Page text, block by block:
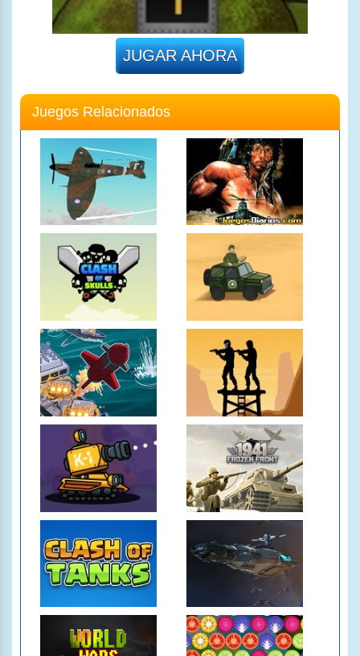
JUGAR AHORA
Juegos Relacionados